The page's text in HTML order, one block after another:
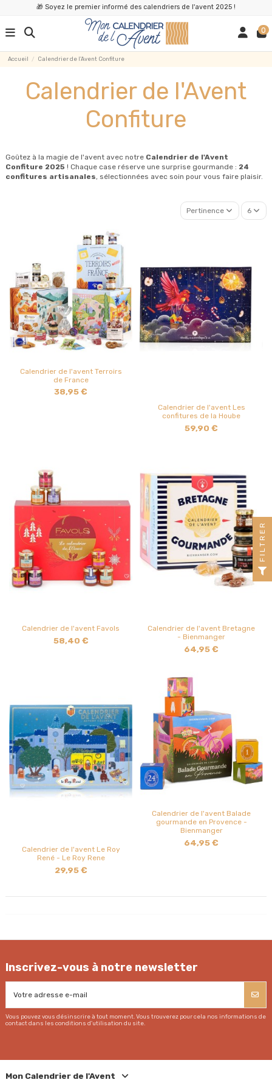
🎁 Soyez le premier informé des calendriers de l'avent 2025 !
0
Accueil Calendrier de l'Avent Confiture
Calendrier de l'Avent
Confiture
Goûtez à la magie de l'avent avec notre Calendrier de l'Avent
Confiture 2025 ! Chaque case réserve une surprise gourmande : 24
confitures artisanales, sélectionnées avec soin pour vous faire plaisir.
Pertinence 6
Calendrier de l'avent Terroirs
de France
38,95 €
Calendrier de l'avent Les
confitures de la Hoube
59,90 €
Calendrier de l'avent Favols
58,40 €
Calendrier de l'avent Bretagne
- Bienmanger
64,95 €
Calendrier de l'avent Le Roy
René - Le Roy Rene
29,95 €
Calendrier de l'avent Balade
gourmande en Provence -
Bienmanger
64,95 €
Inscrivez-vous à notre newsletter
Vous pouvez vous désinscrire à tout moment. Vous trouverez pour cela nos informations de
contact dans les conditions d'utilisation du site.
Mon Calendrier de l'Avent
FILTRER